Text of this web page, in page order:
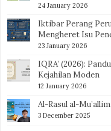
24 January 2026
Iktibar Perang
Mengheret Isu
23 January 2026
IQRA’ (2026):
Kejahilan Moden
12 January 2026
3 December 2025